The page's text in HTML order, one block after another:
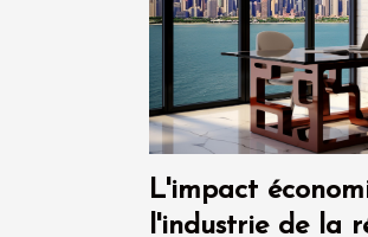
L'impact
l'industrie de la